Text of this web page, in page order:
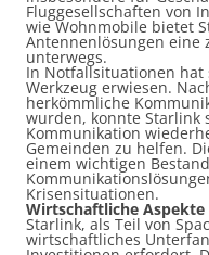
Fluggesellschaften von
wie Wohnmobile bietet
Antennenlösungen eine
unterwegs.
In Notfallsituationen hat
Werkzeug erwiesen.
herkömmliche
wurden, konnte Starlink
Kommunikation
Gemeinden zu helfen.
einem wichtigen
Krisensituationen.
Wirtschaftliche Aspekte
Starlink, als Teil von
wirtschaftliches